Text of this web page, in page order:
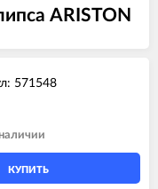
ARISTON
571548
КУПИТЬ